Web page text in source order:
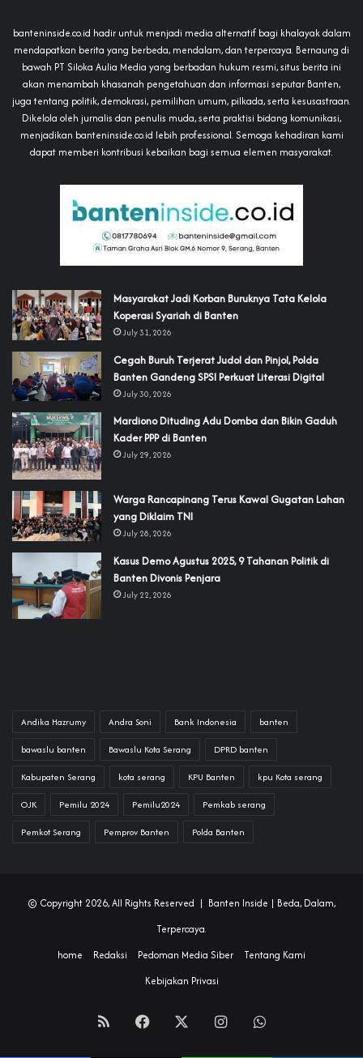
banteninside.co.id hadir untuk menjadi media alternatif bagi khalayak dalam
mendapatkan berita yang berbeda, mendalam, dan terpercaya. Bernaung di
bawah PT Siloka Aulia Media yang berbadan hukum resmi, situs berita ini
akan menambah khasanah pengetahuan dan informasi seputar Banten,
juga tentang politik, demokrasi, pemilihan umum, pilkada, serta kesusastraan.
Dikelola oleh jurnalis dan penulis muda, serta praktisi bidang komunikasi,
menjadikan banteninside.co.id lebih professional. Semoga kehadiran kami
dapat memberi kontribusi kebaikan bagi semua elemen masyarakat.
‎Masyarakat Jadi Korban Buruknya Tata Kelola
Koperasi Syariah di Banten
July 31, 2026
Cegah Buruh Terjerat Judol dan Pinjol, Polda
Banten Gandeng SPSI Perkuat Literasi Digital
July 30, 2026
‎Mardiono Dituding Adu Domba dan Bikin Gaduh
Kader PPP di Banten
July 29, 2026
‎Warga Rancapinang Terus Kawal Gugatan Lahan
yang Diklaim TNI‎‎
July 28, 2026
‎Kasus Demo Agustus 2025, 9 Tahanan Politik di
Banten Divonis Penjara
July 22, 2026
Andika Hazrumy Andra Soni Bank Indonesia banten
bawaslu banten Bawaslu Kota Serang DPRD banten
Kabupaten Serang kota serang KPU Banten kpu Kota serang
OJK Pemilu 2024 Pemilu2024 Pemkab serang
Pemkot Serang Pemprov Banten Polda Banten
© Copyright 2026, All Rights Reserved | Banten Inside | Beda, Dalam,
Terpercaya.
home
Redaksi Pedoman Media Siber
Tentang Kami
Kebijakan Privasi
RSS Facebook InstagramWhatsApp